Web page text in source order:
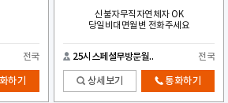
전국
하기
신불자무직자연체자 OK
당일비대면월변 전화주세요
25시스페셜무방문월.. 전국
상세보기 통화하기